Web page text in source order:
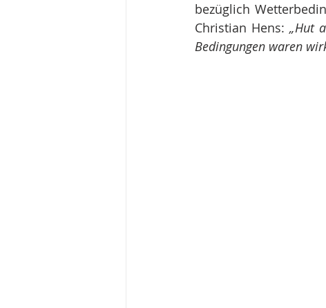
bezüglich
Christian Hens: „Hut
Bedingungen waren